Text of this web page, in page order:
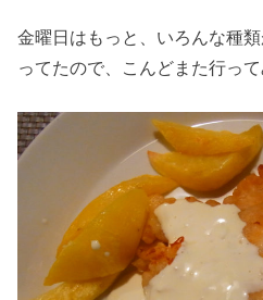
金曜日はもっと、いろんな種
ってたので、こんどまた行って